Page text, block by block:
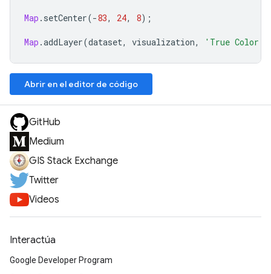
Map . setCenter(-83, 24, 8);
Map .addLayer(dataset, visualization, 'True Color
Abrir en el editor de código
GitHub
Medium
GIS Stack Exchange
Twitter
Videos
Interactúa
Google Developer Program